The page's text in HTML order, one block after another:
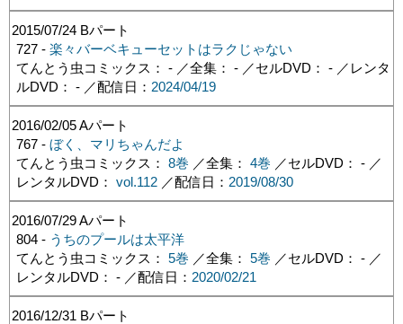
2015/07/24 Bパート
727 - 楽々バーベキューセットはラクじゃない
てんとう虫コミックス： - ／全集： - ／セルDVD： - ／レンタ
ルDVD： - ／配信日： 2024/04/19
2016/02/05Aパート
767 - ぼく、マリちゃんだよ
てんとう虫コミックス： 8巻 ／全集： 4巻 ／セルDVD： - ／
レンタルDVD： vol.112／配信日： 2019/08/30
2016/07/29Aパート
804 - うちのプールは太平洋
てんとう虫コミックス： 5巻 ／全集： 5巻 ／セルDVD： - ／
レンタルDVD： - ／配信日： 2020/02/21
2016/12/31 Bパート